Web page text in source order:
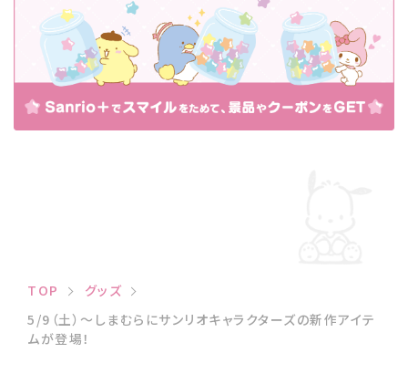
TOP
グッズ
5/9（土）〜しまむらにサンリオキャラクターズの新作アイテ
ムが登場！